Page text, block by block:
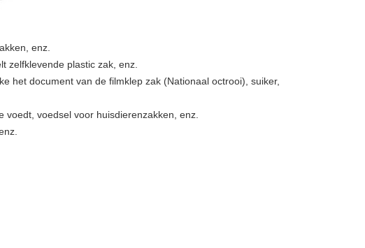
enz.
zelfklevende plastic zak, enz.
het document van de filmklep zak (Nationaal octrooi), suiker,
voedt, voedsel voor huisdierenzakken, enz.